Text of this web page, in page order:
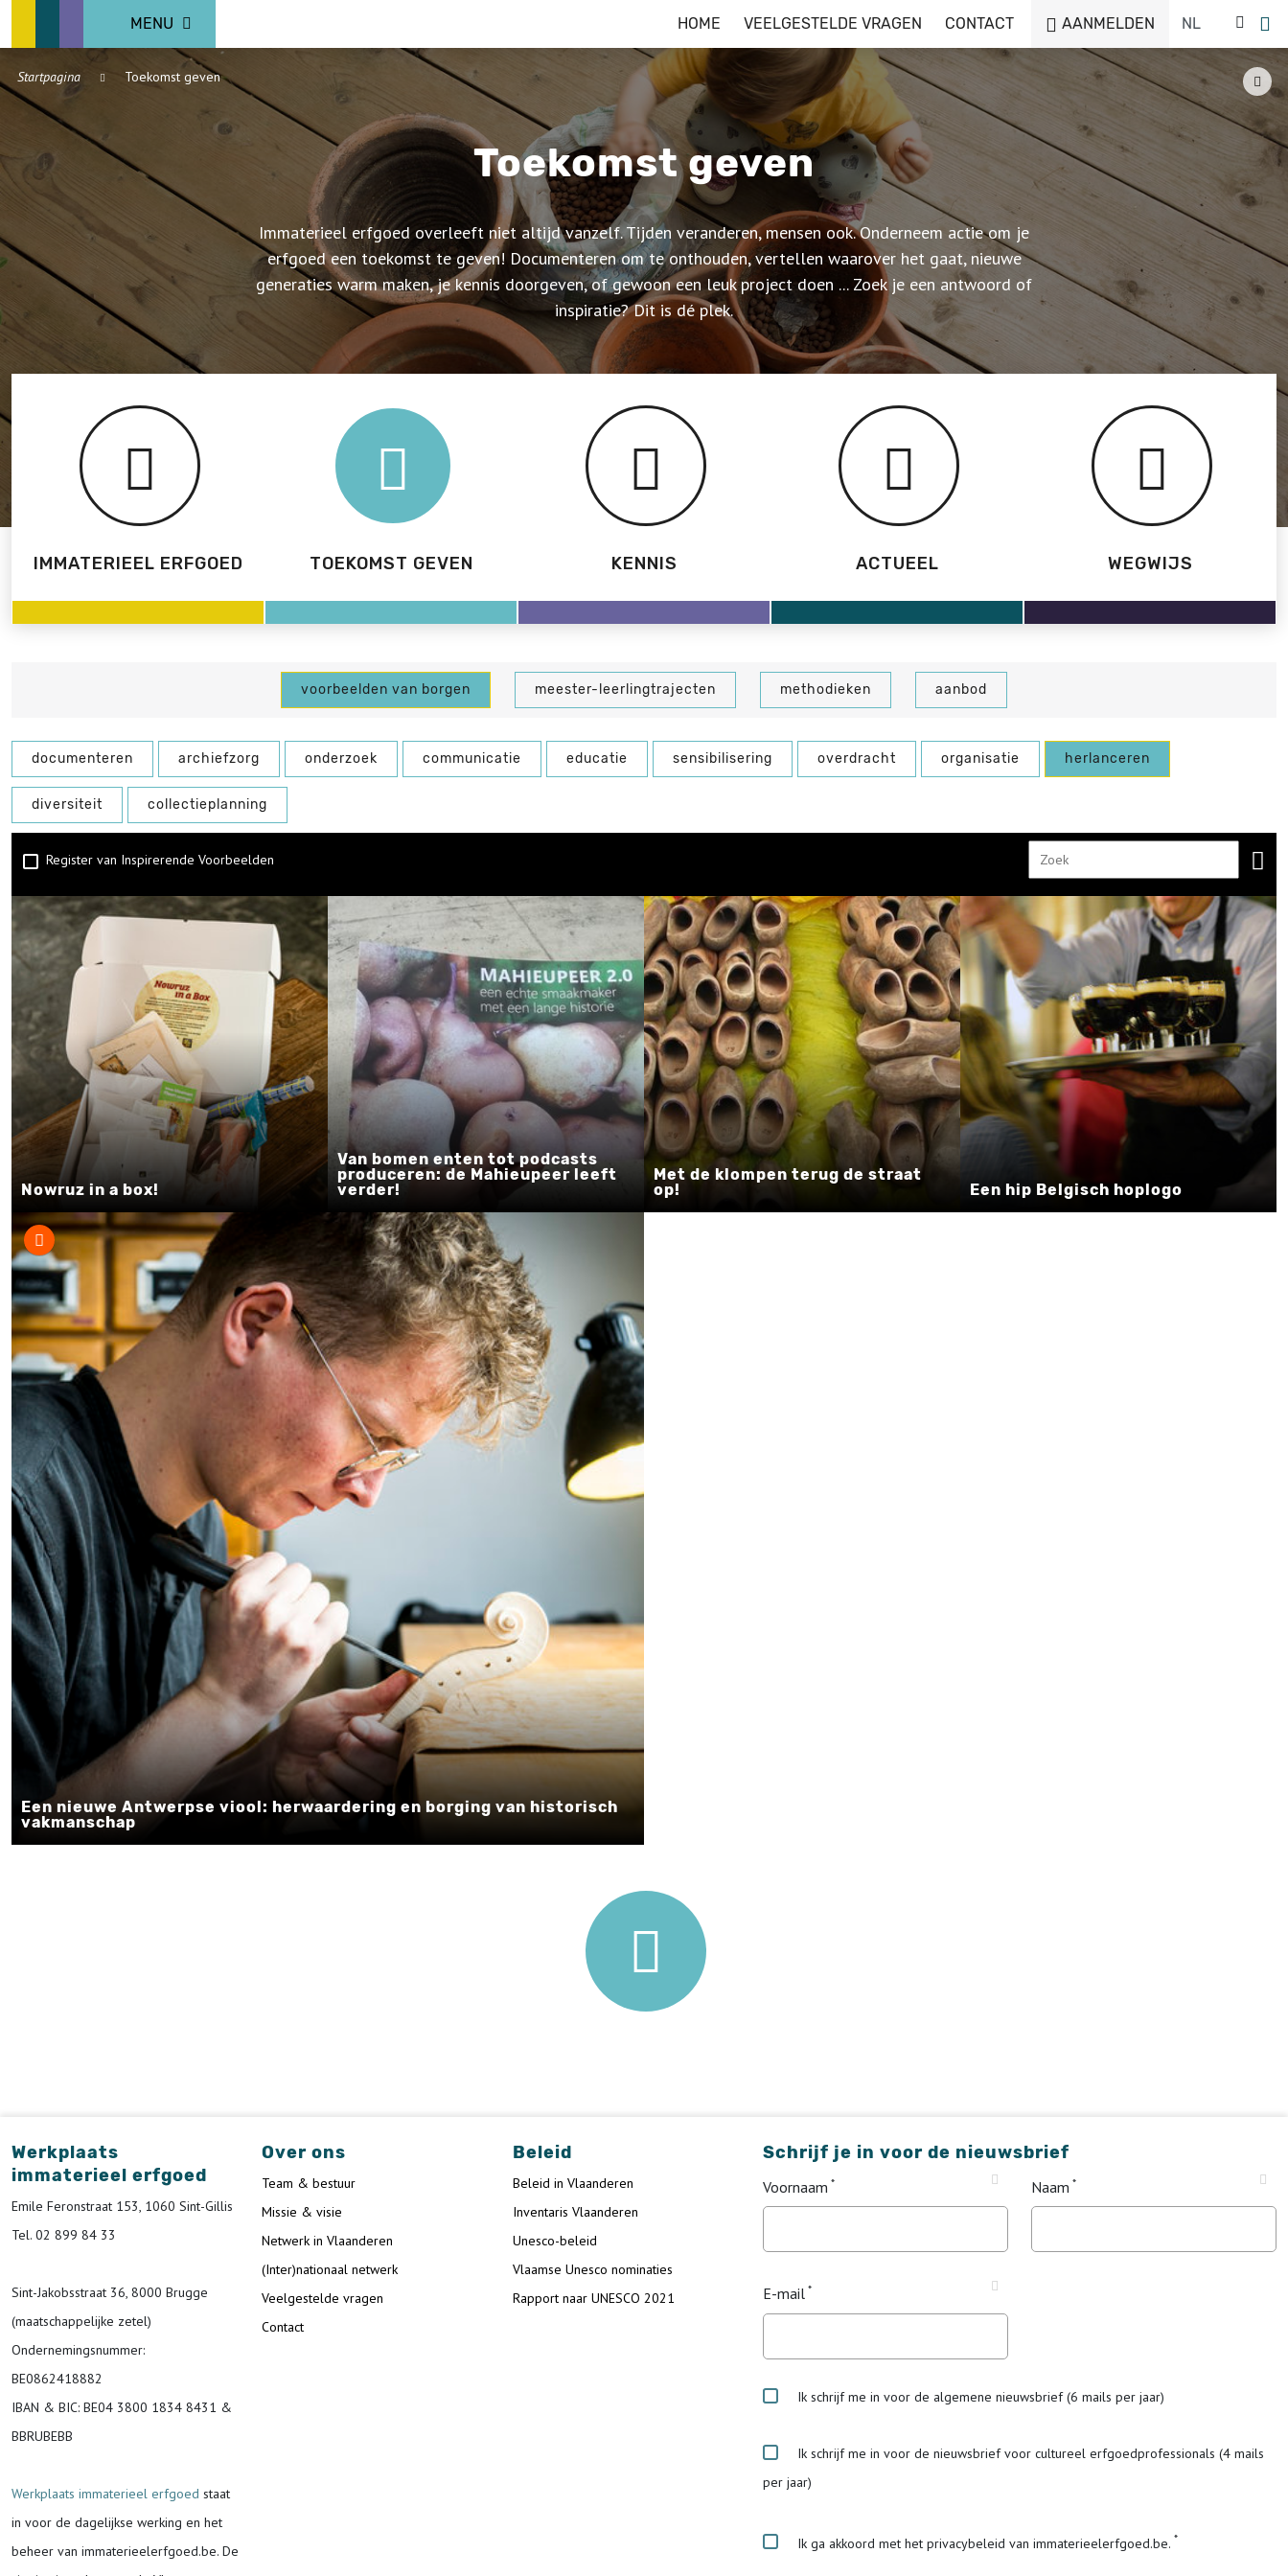
MENU HOME VEELGESTELDE VRAGEN CONTACT AANMELDEN
Startpagina Toekomst geven
Toekomst geven
Immaterieel erfgoed overleeft niet altijd vanzelf. Tijden veranderen, mensen ook. Onderneem actie om je
erfgoed een toekomst te geven! Documenteren om te onthouden, vertellen waarover het gaat, nieuwe
generaties warm maken, je kennis doorgeven, of gewoon een leuk project doen ... Zoek je een antwoord of
inspiratie? Dit is dé plek.
IMMATERIEEL ERFGOED TOEKOMST GEVEN KENNIS ACTUEEL WEGWIJS
voorbeelden van borgen meester-leerlingtrajecten methodieken aanbod
documenteren archiefzorg onderzoek communicatie educatie sensibilisering overdracht organisatie herlanceren
diversiteit collectieplanning
Register van Inspirerende Voorbeelden
Nowruz in a box!
Van bomen enten tot podcasts
produceren: de Mahieupeer leeft
verder!
Met de klompen terug de straat
op!
Een hip Belgisch hoplogo
Een nieuwe Antwerpse viool: herwaardering en borging van historisch
vakmanschap
Werkplaats
immaterieel erfgoed
Emile Feronstraat 153, 1060 Sint-Gillis
Tel. 02 899 84 33
Sint-Jakobsstraat 36, 8000 Brugge
(maatschappelijke zetel)
Ondernemingsnummer:
BE0862418882
IBAN & BIC: BE04 3800 1834 8431 &
BBRUBEBB
Werkplaats immaterieel erfgoed staat
in voor de dagelijkse werking en het
beheer van immaterieelerfgoed.be. De
Over ons
Team & bestuur
Missie & visie
Netwerk in Vlaanderen
(Inter)nationaal netwerk
Veelgestelde vragen
Contact
Beleid
Beleid in Vlaanderen
Inventaris Vlaanderen
Unesco-beleid
Vlaamse Unesco nominaties
Rapport naar UNESCO 2021
Schrijf je in voor de nieuwsbrief
Voornaam Naam
E-mail
Ik schrijf me in voor de algemene nieuwsbrief (6 mails per jaar)
Ik schrijf me in voor de nieuwsbrief voor cultureel erfgoedprofessionals (4 mails
per jaar)
Ik ga akkoord met het privacybeleid van immaterieelerfgoed.be.